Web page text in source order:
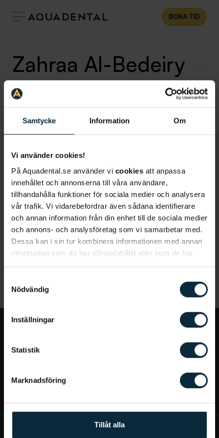
Samtycke Information Om
Vi använder cookies!
På Aquadental.se använder vi cookies att anpassa
innehållet och annonserna till våra användare,
tillhandahålla funktioner för sociala medier och analysera
vår trafik. Vi vidarebefordrar även sådana identifierare
och annan information från din enhet till de sociala medier
och annons- och analysföretag som vi samarbetar med.
Dessa kan i sin tur kombinera informationen med annan
information som du har tillhandahållit eller som de har
samlat in när du har använt deras tjänster.
Nödvändig
Inställningar
Statistik
Marknadsföring
Tillåt alla
BOKA TID
Zahraa Al-Bedeiry
Tandhygienist
Klinik: